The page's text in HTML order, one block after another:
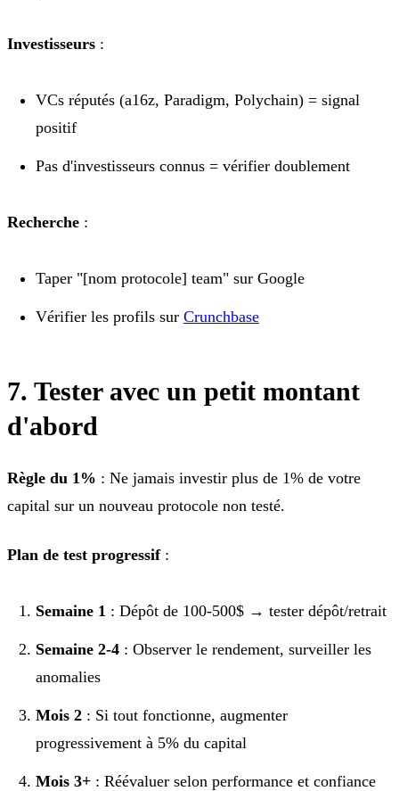
Investisseurs :
VCs réputés (a16z, Paradigm, Polychain) = signal
positif
Pas d'investisseurs connus = vérifier doublement
Recherche :
Taper "[nom protocole] team" sur Google
Vérifier les profils sur Crunchbase
7. Tester avec un petit montant
d'abord
Règle du 1% : Ne jamais investir plus de 1% de votre
capital sur un nouveau protocole non testé.
Plan de test progressif:
Semaine 1 : Dépôt de 100-500$ → tester dépôt/retrait
Semaine 2-4 : Observer le rendement, surveiller les
anomalies
Mois 2 : Si tout fonctionne, augmenter
progressivement à 5% du capital
Mois 3+ : Réévaluer selon performance et confiance